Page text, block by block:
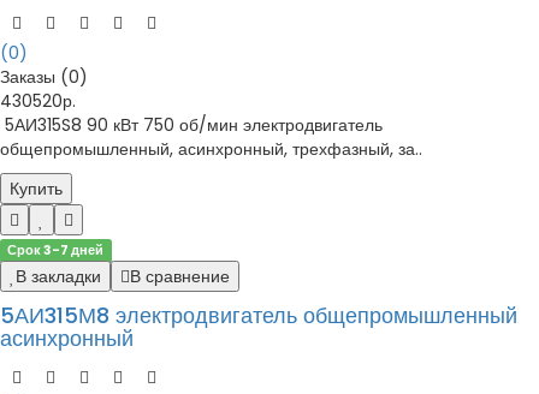
(0)
Заказы (0)
430520р.
5АИ315S8 90 кВт 750 об/мин электродвигатель
общепромышленный, асинхронный, трехфазный, за..
Купить
Срок 3-7 дней
В закладки В сравнение
5АИ315М8 электродвигатель общепромышленный
асинхронный